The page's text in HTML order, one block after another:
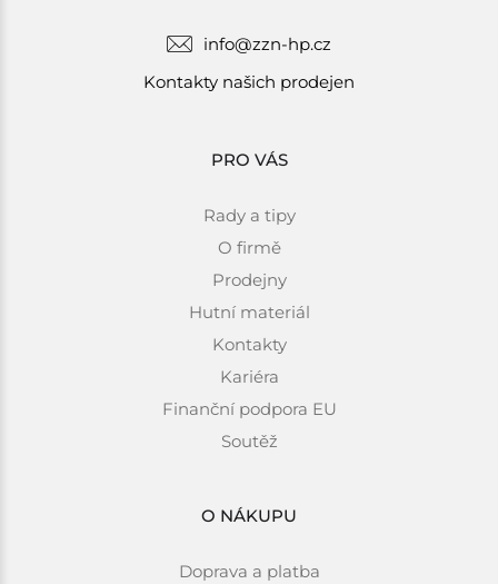
info@zzn-hp.cz
Kontakty našich prodejen
PRO VÁS
Rady a tipy
O firmě
Prodejny
Hutní materiál
Kontakty
Kariéra
Finanční podpora EU
Soutěž
O NÁKUPU
Doprava a platba